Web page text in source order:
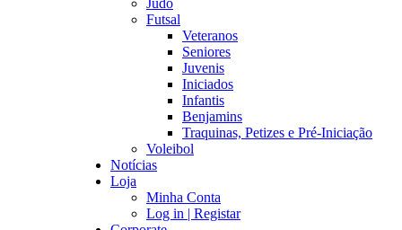
Judo
Futsal
Veteranos
Seniores
Juvenis
Iniciados
Infantis
Benjamins
Traquinas, Petizes e Pré-Iniciação
Voleibol
Notícias
Loja
Minha Conta
Log in | Registar